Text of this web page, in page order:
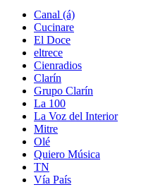
Canal (á)
Cucinare
El Doce
eltrece
Cienradios
Clarín
Grupo Clarín
La 100
La Voz del Interior
Mitre
Olé
Quiero Música
TN
Vía País